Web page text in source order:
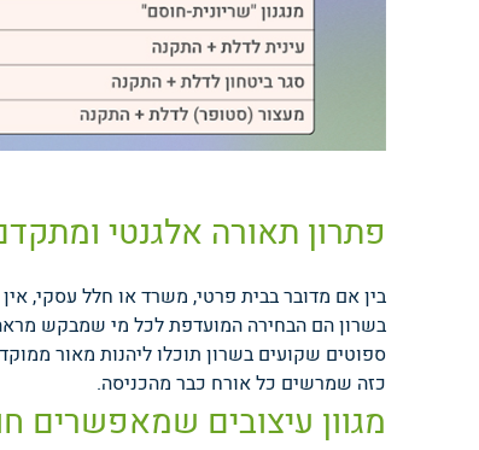
פתרון תאורה אלגנטי
בין אם מדובר בבית פרטי, משרד או חלל עסקי,
בשרון הם הבחירה המועדפת לכל מי שמבקש מראה
ספוטים שקועים בשרון תוכלו ליהנות מאור
כזה שמרשים כל אורח כבר מהכניסה.
מגוון עיצובים שמאפשרים